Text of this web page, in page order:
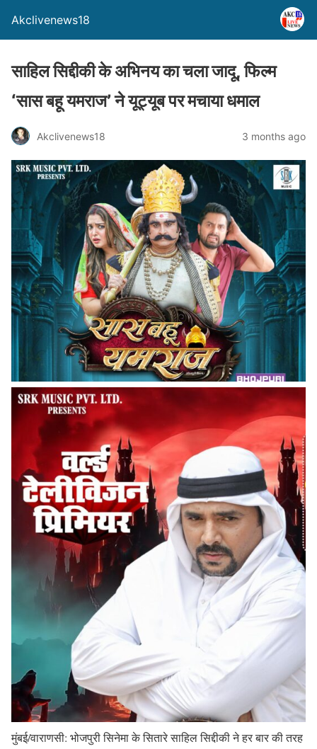
Akclivenews18
साहिल सिद्दीकी के अभिनय का चला जादू, फिल्म
‘सास बहू यमराज’ ने यूट्यूब पर मचाया धमाल
Akclivenews18 3 months ago
मुंबई/वाराणसी: भोजपुरी सिनेमा के सितारे साहिल सिद्दीकी ने हर बार की तरह